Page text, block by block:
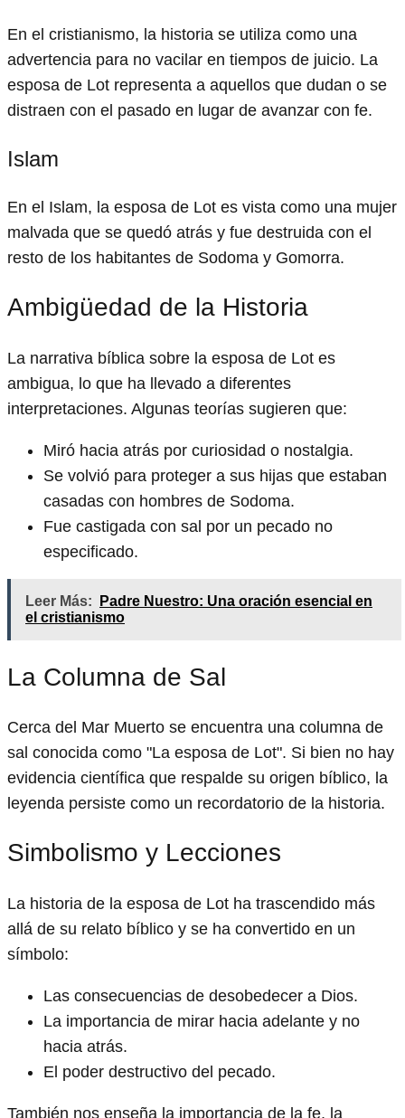
En el cristianismo, la historia se utiliza como una
advertencia para no vacilar en tiempos de juicio. La
esposa de Lot representa a aquellos que dudan o se
distraen con el pasado en lugar de avanzar con fe.
Islam
En el Islam, la esposa de Lot es vista como una mujer
malvada que se quedó atrás y fue destruida con el
resto de los habitantes de Sodoma y Gomorra.
Ambigüedad de la Historia
La narrativa bíblica sobre la esposa de Lot es
ambigua, lo que ha llevado a diferentes
interpretaciones. Algunas teorías sugieren que:
Miró hacia atrás por curiosidad o nostalgia.
Se volvió para proteger a sus hijas que estaban
casadas con hombres de Sodoma.
Fue castigada con sal por un pecado no
especificado.
Leer Más:
Padre Nuestro: Una oración esencial en
el cristianismo
La Columna de Sal
Cerca del Mar Muerto se encuentra una columna de
sal conocida como "La esposa de Lot". Si bien no hay
evidencia científica que respalde su origen bíblico, la
leyenda persiste como un recordatorio de la historia.
Simbolismo y Lecciones
La historia de la esposa de Lot ha trascendido más
allá de su relato bíblico y se ha convertido en un
símbolo:
Las consecuencias de desobedecer a Dios.
La importancia de mirar hacia adelante y no
hacia atrás.
El poder destructivo del pecado.
También nos enseña la importancia de la fe, la